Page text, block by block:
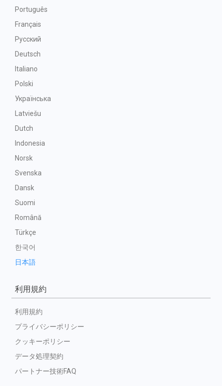
Português
Français
Русский
Deutsch
Italiano
Polski
Українська
Latviešu
Dutch
Indonesia
Norsk
Svenska
Dansk
Suomi
Română
Türkçe
한국어
日本語
利用規約
利用規約
プライバシーポリシー
クッキーポリシー
データ処理契約
パートナー技術FAQ